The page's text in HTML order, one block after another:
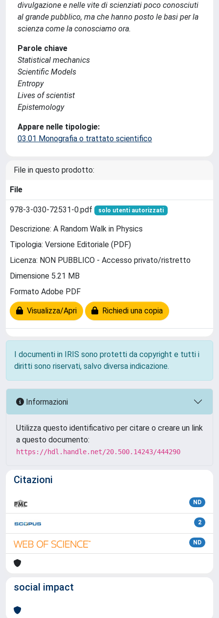
divulgazione e nelle vite di scienziati poco conosciuti
al grande pubblico, ma che hanno posto le basi per la
scienza come la conosciamo ora.
Parole chiave
Statistical mechanics
Scientific Models
Entropy
Lives of scientist
Epistemology
Appare nelle tipologie:
03.01 Monografia o trattato scientifico
File in questo prodotto:
File
978-3-030-72531-0.pdf solo utenti autorizzati
Descrizione: A Random Walk in Physics
Tipologia: Versione Editoriale (PDF)
Licenza: NON PUBBLICO - Accesso privato/ristretto
Dimensione 5.21 MB
Formato Adobe PDF
Visualizza/Apri Richiedi una copia
I documenti in IRIS sono protetti da copyright e tutti i
diritti sono riservati, salvo diversa indicazione.
Informazioni
Utilizza questo identificativo per citare o creare un link
a questo documento:
https://hdl.handle.net/20.500.14243/444290
Citazioni
ND
2
ND
social impact